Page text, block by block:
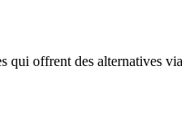
offrent des alternatives